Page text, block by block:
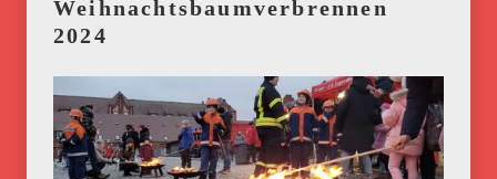
Weihnachtsbaumverbrennen
2024